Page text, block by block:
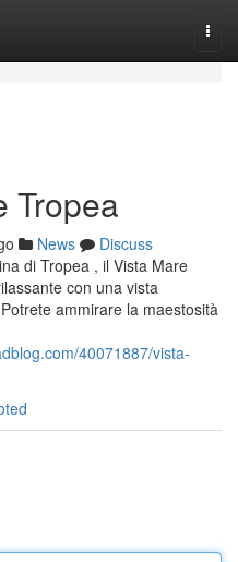
Tropea
News
Discuss
di Tropea , il Vista Mare
con una vista
ammirare la maestosità
40071887/vista-